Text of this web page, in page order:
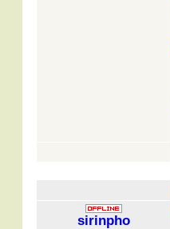
sirinpho